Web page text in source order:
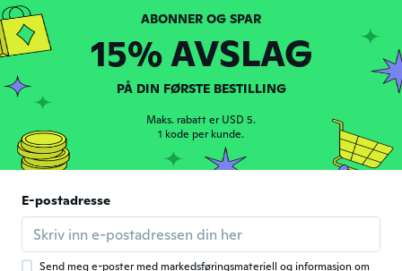
Love them so much. Thick quality material.
ca. 4 år siden
E
T Ble med i 2021
Cute
ca. 4 år siden
15% AVSLAG
PÅ DIN FØRSTE BESTILLING
Maks. rabatt er USD 5.
1 kode per kunde.
E-postadresse
Send meg e-poster med markedsføringsmateriell og informasjon om